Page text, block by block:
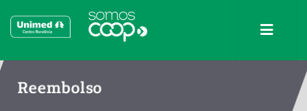
Reembolso